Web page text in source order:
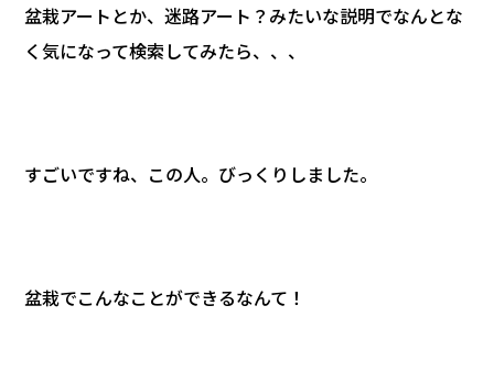
盆栽アートとか、迷路アート？みたいな説明でなんとな
く気になって検索してみたら、、、
すごいですね、この人。びっくりしました。
盆栽でこんなことができるなんて！